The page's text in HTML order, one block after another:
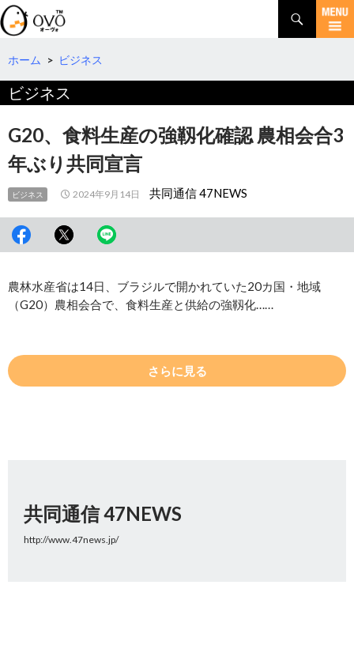
検
索
コ
テ
へ
動
ホーム > ビジネス
ビジネス
G20、食料生産の強靱化確認 農相会合3
年ぶり共同宣言
ビジネス 2024年9月14日 共同通信 47NEWS
農林水産省は14日、ブラジルで開かれていた20カ国・地域
（G20）農相会合で、食料生産と供給の強靱化……
さらに見る
共同通信 47NEWS
http://www.47news.jp/